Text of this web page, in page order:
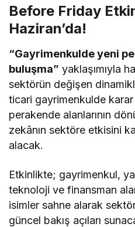
Before Friday
Haziran’da!
“Gayrimenkulde yeni
buluşma” yaklaşımıyla
sektörün değişen
ticari gayrimenkulde
perakende alanlarının
zekânın sektöre etkisini
alacak.
Etkinlikte; gayrimenkul,
teknoloji ve finansman
isimler sahne alarak
güncel bakış açıları